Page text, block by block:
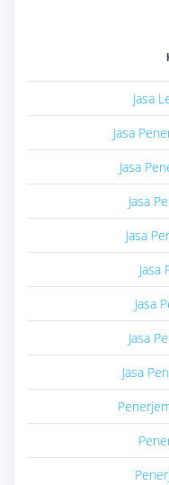
Jasa
Jasa
Jasa
Jasa
Jasa
Jasa
Jasa
Jasa
Jasa